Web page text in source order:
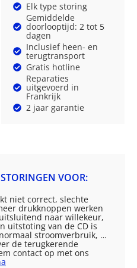
Elk type storing
Gemiddelde
doorlooptijd: 2 tot 5
dagen
Inclusief heen- en
terugtransport
Gratis hotline
Reparaties
uitgevoerd in
Frankrijk
2 jaar garantie
VOOR:
niet correct, slechte
drukknoppen werken
naar willekeur,
uitstoting van de CD is
stroomverbruik, …
de terugkerende
contact op met ons